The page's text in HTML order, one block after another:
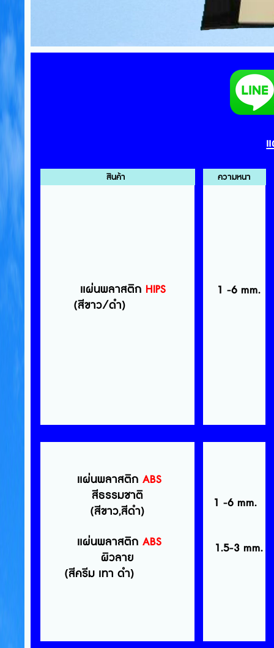
สินค้า ความหนา
แผ่นพลาสติก HIPS
(สีขาว/ดำ)
1 -6 mm.
แผ่นพลาสติกABS
สีธรรมชาติ
(สีขาว,สีดำ)
แผ่นพลาสติกABS
ผิวลาย
(สีครีม เทา ดำ)
1 -6 mm.
1.5-3 mm.